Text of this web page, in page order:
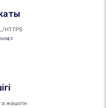
HTTPS
жәшігін